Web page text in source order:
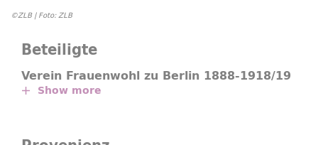
©ZLB | Foto: ZLB
Beteiligte
Verein Frauenwohl zu Berlin 1888-1918/19
Show more